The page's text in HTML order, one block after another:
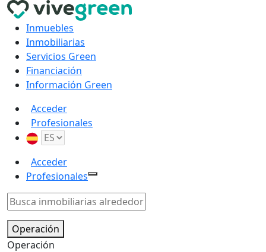
Inmuebles
Inmobiliarias
Servicios Green
Financiación
Información Green
Acceder
Profesionales
Acceder
Profesionales
Operación
Operación